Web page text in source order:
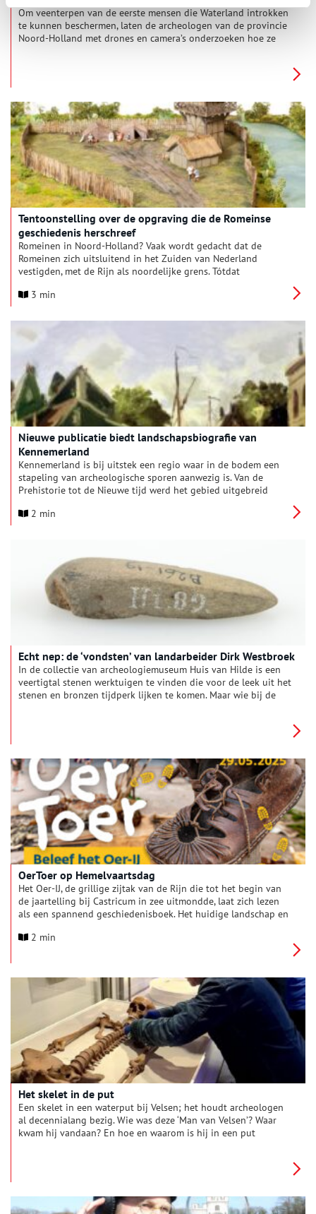
Om veenterpen van de eerste mensen die Waterland introkken
te kunnen beschermen, laten de archeologen van de provincie
Noord-Holland met drones en camera’s onderzoeken hoe ze
Tentoonstelling over de opgraving die de Romeinse
geschiedenis herschreef
Romeinen in Noord-Holland? Vaak wordt gedacht dat de
Romeinen zich uitsluitend in het Zuiden van Nederland
vestigden, met de Rijn als noordelijke grens. Tótdat
opgraving van de resten van een Romeinse wachttoren in
de uitkijk’ in Archeologiemuseum Huis van Hilde gaat.
3 min
Nieuwe publicatie biedt landschapsbiografie van
Kennemerland
Kennemerland is bij uitstek een regio waar in de bodem een
stapeling van archeologische sporen aanwezig is. Van de
Prehistorie tot de Nieuwe tijd werd het gebied uitgebreid
nieuwe publicatie laat zien hoe deze landschapsontwikkeling
2 min
Echt nep: de ‘vondsten’ van landarbeider Dirk Westbroek
In de collectie van archeologiemuseum Huis van Hilde is een
veertigtal stenen werktuigen te vinden die voor de leek uit het
stenen en bronzen tijdperk lijken te komen. Maar wie bij de
OerToer op Hemelvaartsdag
Het Oer-IJ, de grillige zijtak van de Rijn die tot het begin van
de jaartelling bij Castricum in zee uitmondde, laat zich lezen
als een spannend geschiedenisboek. Het huidige landschap en
van Hilde te zien zijn, herinneren aan het bloeiende verleden
het Oer-IJ in en rond Huis van Hilde te voet, op de fiets of in
het museum.
2 min
Het skelet in de put
Een skelet in een waterput bij Velsen; het houdt archeologen
al decennialang bezig. Wie was deze ‘Man van Velsen’? Waar
kwam hij vandaan? En hoe en waarom is hij in een put